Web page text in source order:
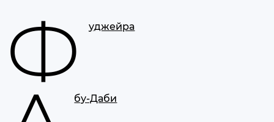
Ф уджейра
бу-Даби